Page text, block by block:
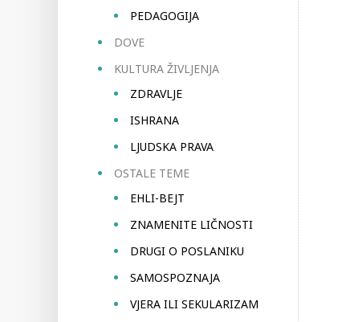
PEDAGOGIJA
DOVE
KULTURA ŽIVLJENJA
ZDRAVLJE
ISHRANA
LJUDSKA PRAVA
OSTALE TEME
EHLI-BEJT
ZNAMENITE LIČNOSTI
DRUGI O POSLANIKU
SAMOSPOZNAJA
VJERA ILI SEKULARIZAM